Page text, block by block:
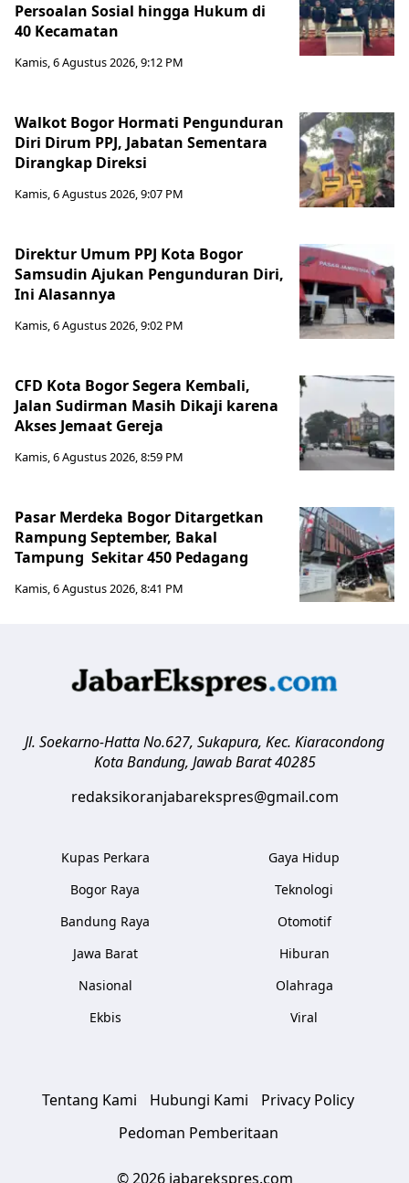
Persoalan Sosial hingga Hukum di
40 Kecamatan
Kamis, 6 Agustus 2026, 9:12 PM
Walkot Bogor Hormati Pengunduran
Diri Dirum PPJ, Jabatan Sementara
Dirangkap Direksi
Kamis, 6 Agustus 2026, 9:07 PM
Direktur Umum PPJ Kota Bogor
Samsudin Ajukan Pengunduran Diri,
Ini Alasannya
Kamis, 6 Agustus 2026, 9:02 PM
CFD Kota Bogor Segera Kembali,
Jalan Sudirman Masih Dikaji karena
Akses Jemaat Gereja
Kamis, 6 Agustus 2026, 8:59 PM
Pasar Merdeka Bogor Ditargetkan
Rampung September, Bakal
Tampung Sekitar 450 Pedagang
Kamis, 6 Agustus 2026, 8:41 PM
Jl. Soekarno-Hatta No.627, Sukapura, Kec. Kiaracondong
Kota Bandung, Jawab Barat 40285
redaksikoranjabarekspres@gmail.com
Kupas Perkara
Bogor Raya
Bandung Raya
Jawa Barat
Nasional
Ekbis
Gaya Hidup
Teknologi
Otomotif
Hiburan
Olahraga
Viral
Tentang Kami Hubungi Kami
Privacy Policy
Pedoman Pemberitaan
© 2026 jabarekspres.com